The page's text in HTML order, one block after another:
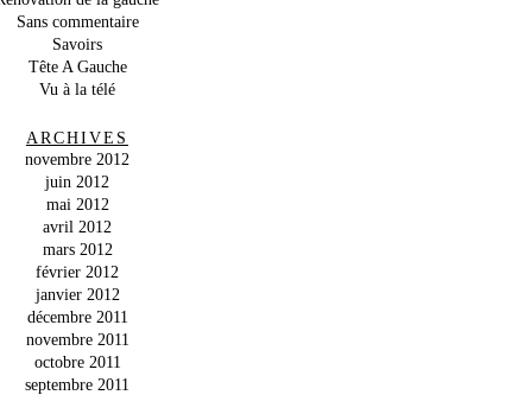
Sans commentaire
Savoirs
Tête A Gauche
Vu à la télé
ARCHIVES
novembre 2012
juin 2012
mai 2012
avril 2012
mars 2012
février 2012
janvier 2012
décembre 2011
novembre 2011
octobre 2011
septembre 2011